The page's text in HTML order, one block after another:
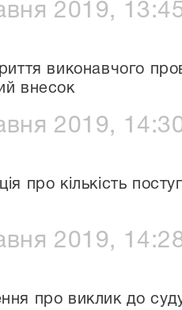
2019,
виконавчого
внесок
2019,
про кількість
2019,
про виклик до